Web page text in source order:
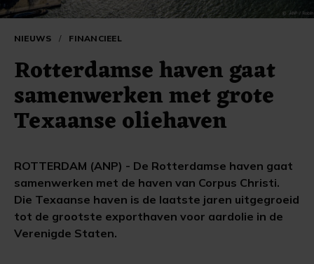
NIEUWS / FINANCIEEL
Rotterdamse haven gaat
samenwerken met grote
Texaanse oliehaven
ROTTERDAM (ANP) - De Rotterdamse haven gaat
samenwerken met de haven van Corpus Christi.
Die Texaanse haven is de laatste jaren uitgegroeid
tot de grootste exporthaven voor aardolie in de
Verenigde Staten.